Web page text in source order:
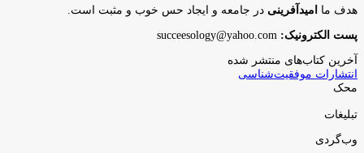
هدف ما امیدآفرینی در جامعه و ایجاد حس خوب و مثبت است.
پست الکترونیک:
آخرین کتاب‌های منتشر شده
انتشارات موفقیت‌شناسی
محک
تبلیغات
وب‌گردی